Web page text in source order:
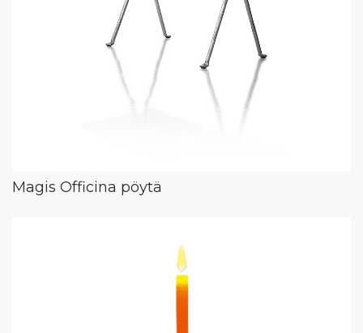
Magis Officina pöytä